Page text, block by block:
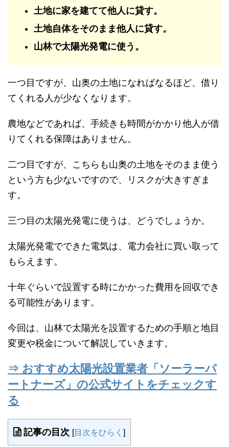
土地に家を建てて他人に貸す。
土地自体をそのまま他人に貸す。
山林で太陽光発電に使う。
一つ目ですが、山奥の土地になればなるほど、借り
てくれる人が少なくなります。
農地などであれば、手続きも時間がかかり他人が借
りてくれる保障はありません。
二つ目ですが、こちらも山奥の土地をそのまま使う
という方も少ないですので、リスクが大きすぎま
す。
三つ目の太陽光発電に使うは、どうでしょうか。
太陽光発電でできた電気は、電力会社に買い取って
もらえます。
十年ぐらいで設置する時にかかった費用を回収でき
る可能性があります。
今回は、山林で太陽光を設置するための手順と地目
変更や税金について解説していきます。
⇒ おすすめ太陽光設置業者「ソーラーパ
ートナーズ」の公式サイトをチェックす
る
記事の目次 [目次をひらく ]